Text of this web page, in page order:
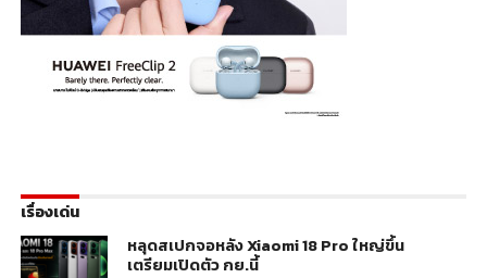
เรื่องเด่น
หลุดสเปกจอหลัง Xiaomi 18 Pro ใหญ่ขึ้น
เตรียมเปิดตัว กย.นี้